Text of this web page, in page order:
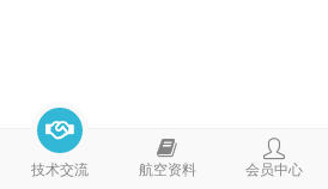
技术交流 航空资料 会员中心